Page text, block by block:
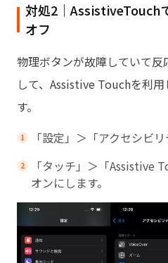
対処2｜AssistiveTouch
オフ
物理ボタンが故障していて
して、Assistive Touchを利
す。
「設定」＞「アクセシビ
「タッチ」＞「Assistive
オンにします。